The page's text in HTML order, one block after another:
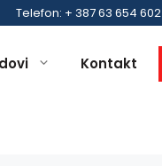
Telefon: + 387 63 654 602
Kontakt